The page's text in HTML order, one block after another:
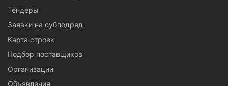
Тендеры
Заявки на субподряд
Карта строек
Подбор поставщиков
Организации
Объявления